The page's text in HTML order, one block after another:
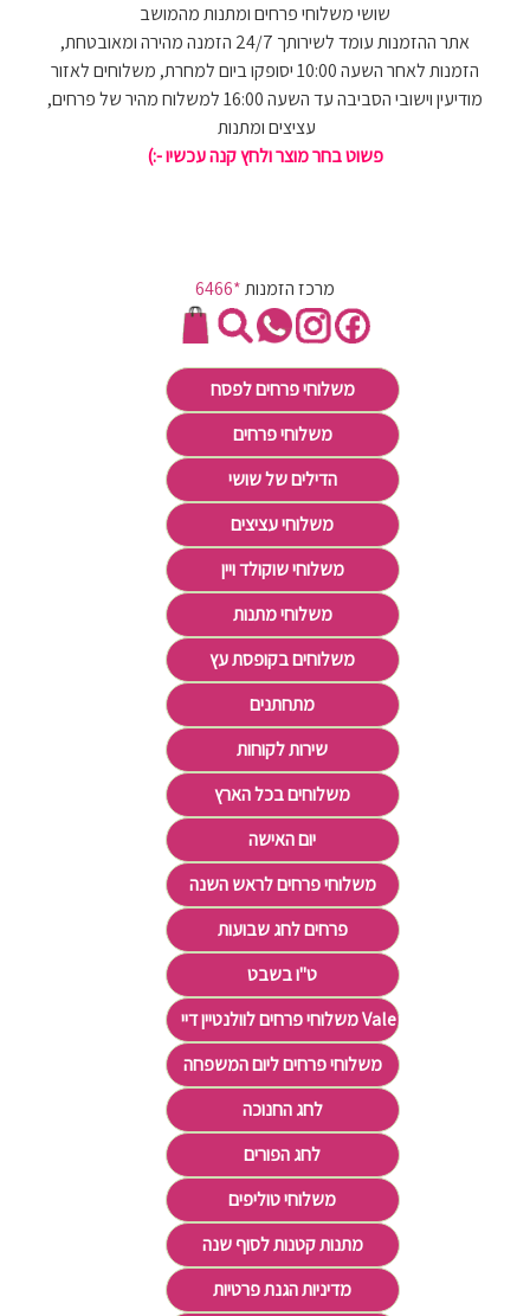
שושי משלוחי פרחים ומתנות מהמושב
אתר ההזמנות עומד לשירותך 24/7 הזמנה מהירה ומאובטחת,
הזמנות לאחר השעה 10:00 יסופקו ביום למחרת, משלוחים לאזור
מודיעין וישובי הסביבה עד השעה 16:00 למשלוח מהיר של פרחים,
עציצים ומתנות
פשוט בחר מוצר ולחץ קנה עכשיו -:)
מרכז הזמנות*6466
משלוחי פרחים לפסח
משלוחי פרחים
הדילים של שושי
משלוחי עציצים
משלוחי שוקולד ויין
משלוחי מתנות
משלוחים בקופסת עץ
מתחתנים
שירות לקוחות
משלוחים בכל הארץ
יום האישה
משלוחי פרחים לראש השנה
פרחים לחג שבועות
ט"ו בשבט
משלוחי פרחים לוולנטיין דיי Valentine's Day
משלוחי פרחים ליום המשפחה
לחג החנוכה
לחג הפורים
משלוחי טוליפים
מתנות קטנות לסוף שנה
מדיניות הגנת פרטיות